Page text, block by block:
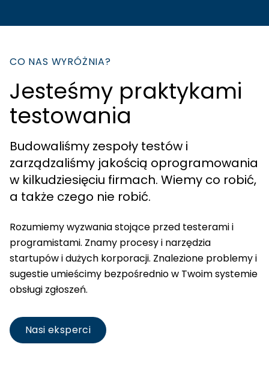
CO NAS WYRÓŻNIA?
Jesteśmy praktykami
testowania
Budowaliśmy zespoły testów i
zarządzaliśmy jakością oprogramowania
w kilkudziesięciu firmach. Wiemy co robić,
a także czego nie robić.
Rozumiemy wyzwania stojące przed testerami i
programistami. Znamy procesy i narzędzia
startupów i dużych korporacji. Znalezione problemy i
sugestie umieścimy bezpośrednio w Twoim systemie
obsługi zgłoszeń.
Nasi eksperci